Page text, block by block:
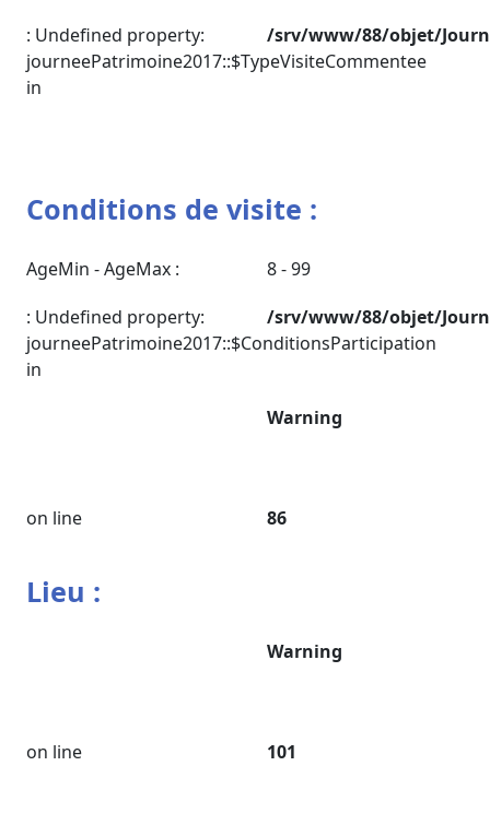
: Undefined property:
journeePatrimoine2017::$TypeVisiteCommentee
in
/srv/www/88/objet/
Conditions de visite :
AgeMin - AgeMax :
8 - 99
: Undefined property:
journeePatrimoine2017::$ConditionsParticipation
in
/srv/www/88/objet/
Warning
on line 86
Lieu :
Warning
on line 101